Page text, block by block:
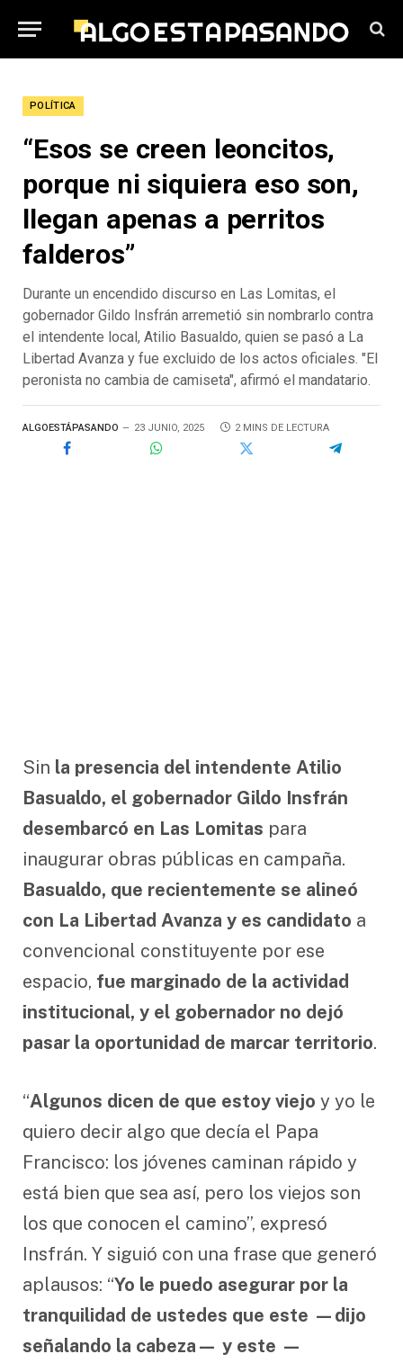
POLÍTICA
“Esos se creen leoncitos,
porque ni siquiera eso son,
llegan apenas a perritos
falderos”
Durante un encendido discurso en Las Lomitas, el
gobernador Gildo Insfrán arremetió sin nombrarlo contra
el intendente local, Atilio Basualdo, quien se pasó a La
Libertad Avanza y fue excluido de los actos oficiales. "El
peronista no cambia de camiseta", afirmó el mandatario.
ALGOESTÁPASANDO 23 JUNIO, 2025 2 MINS DE LECTURA
Sin la presencia del intendente Atilio
Basualdo, el gobernador Gildo Insfrán
desembarcó en Las Lomitas para
inaugurar obras públicas en campaña.
Basualdo, que recientemente se alineó
con La Libertad Avanza y es candidato a
convencional constituyente por ese
espacio, fue marginado de la actividad
institucional, y el gobernador no dejó
pasar la oportunidad de marcar territorio.
“Algunos dicen de que estoy viejo y yo le
quiero decir algo que decía el Papa
Francisco: los jóvenes caminan rápido y
está bien que sea así, pero los viejos son
los que conocen el camino”, expresó
Insfrán. Y siguió con una frase que generó
aplausos: “Yo le puedo asegurar por la
tranquilidad de ustedes que este —dijo
señalando la cabeza— y este —